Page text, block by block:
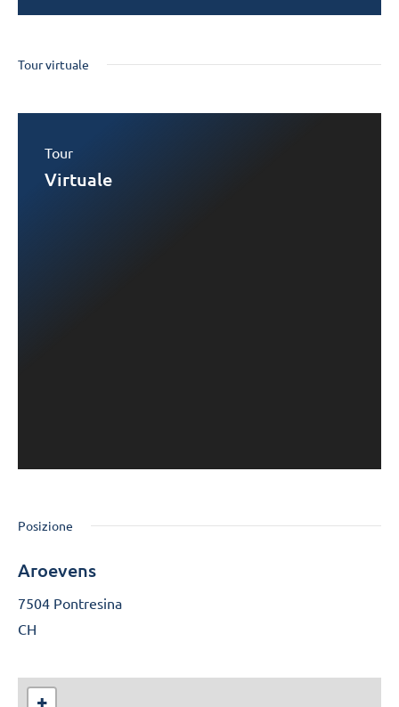
Tour virtuale
Tour
Virtuale
Posizione
Aroevens
7504 Pontresina
CH
+